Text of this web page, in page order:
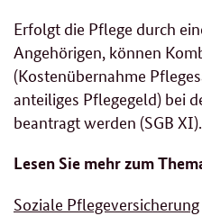
Erfolgt die Pflege durch
Angehörigen, können
(Kostenübernahme
anteiliges Pflegegeld) bei
beantragt werden (SGB XI).
Lesen Sie mehr zum
Soziale Pflegeversicherung